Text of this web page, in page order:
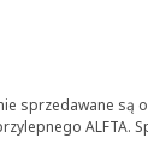
sprzedawane są
ALFTA.